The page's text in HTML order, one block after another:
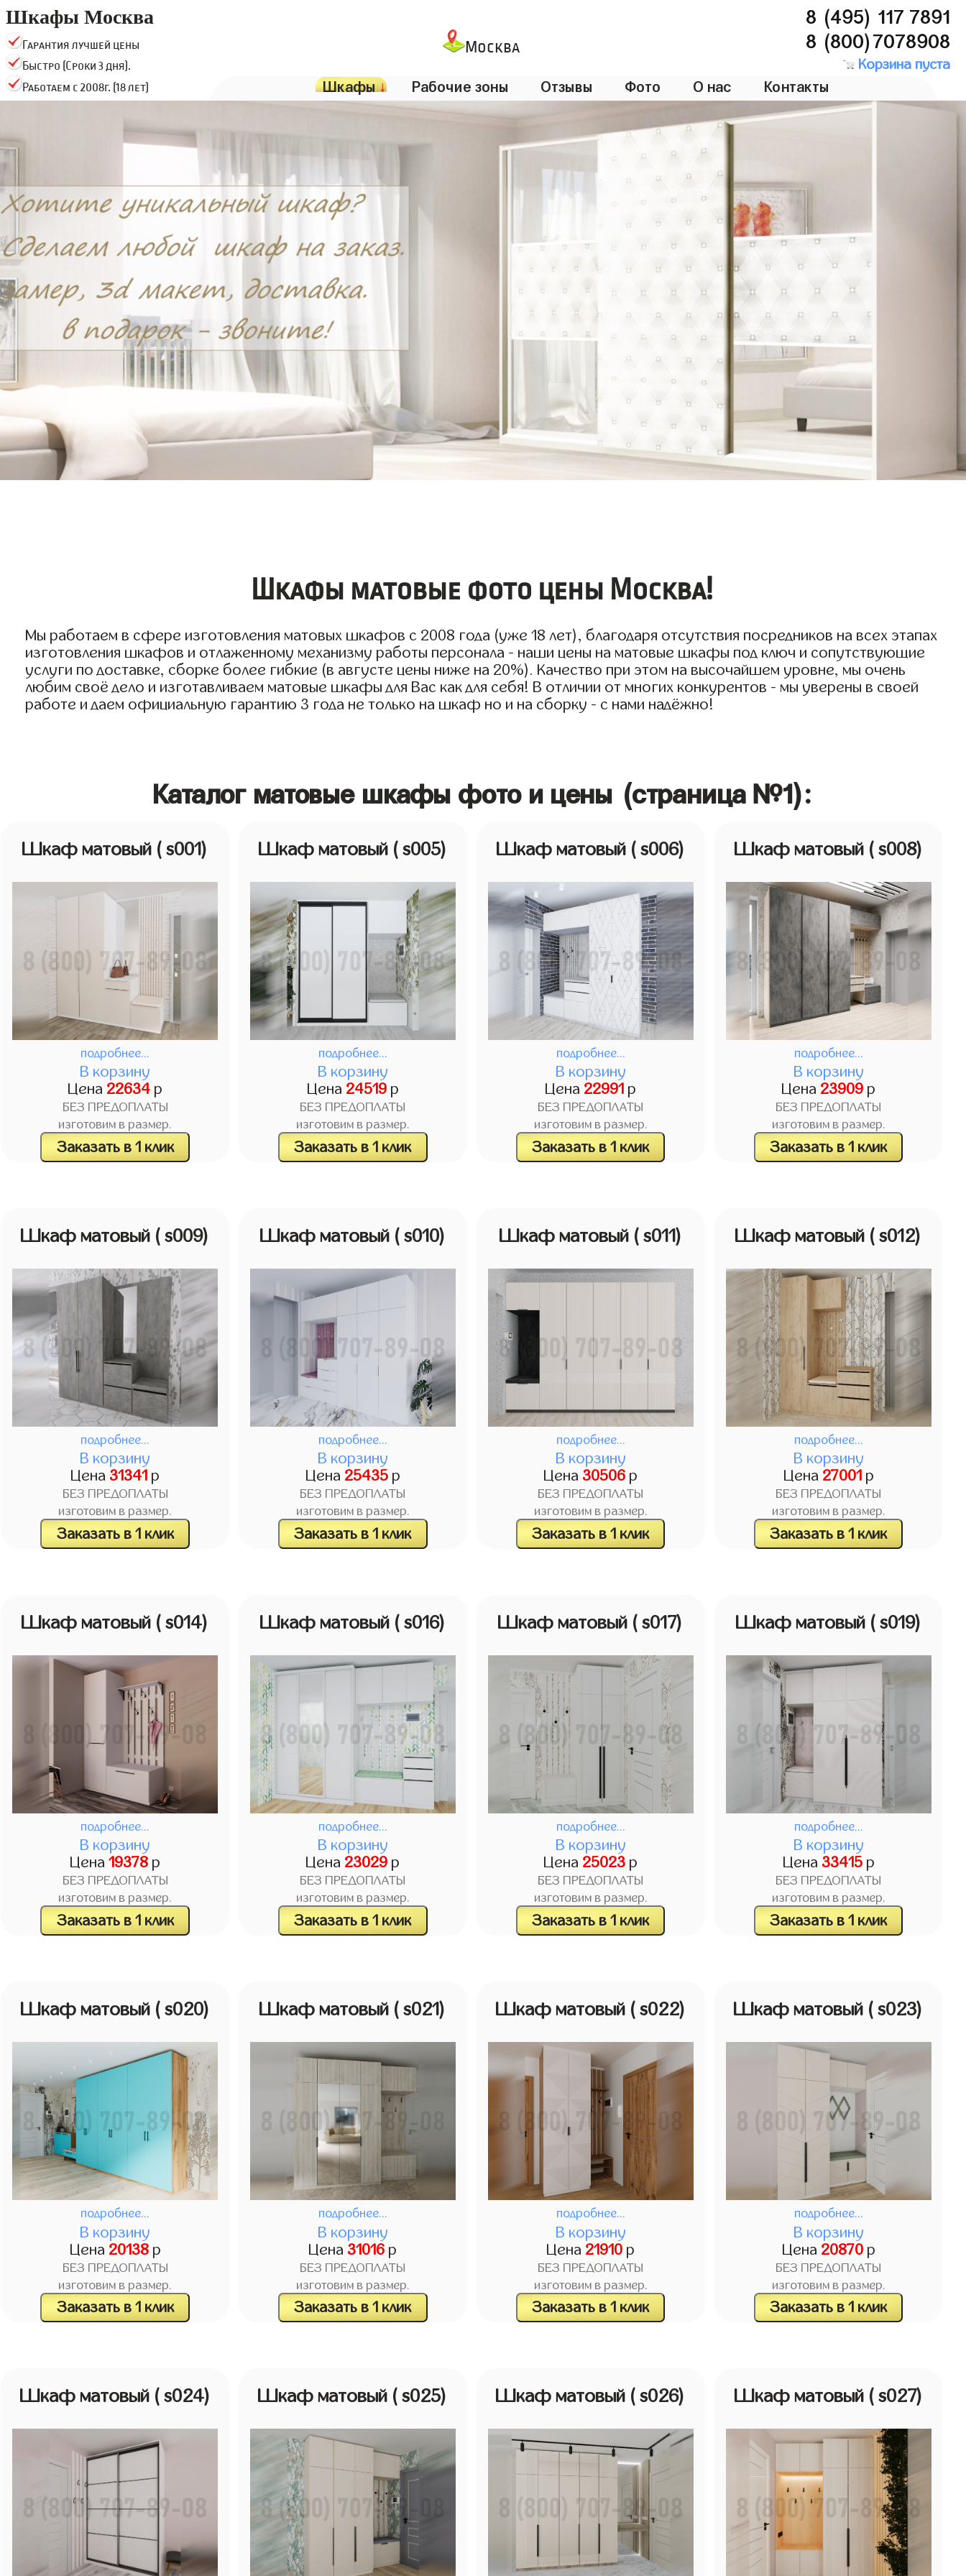
Шкафы Москва
Гарантия лучшей цены
Быстро (Сроки 3 дня).
Работаем с 2008г. (18 лет)
Москва
8 (495) 117 7891
8 (800)7078908
Корзина пуста
Шкафы↓ Рабочие зоны Отзывы Фото О нас Контакты
Шкафы матовые фото цены Москва!
Мы работаем в сфере изготовления матовых шкафов с 2008 года (уже 18 лет), благодаря отсутствия посредников на всех этапах
изготовления шкафов и отлаженному механизму работы персонала - наши цены на матовые шкафы под ключ и сопутствующие
услуги по доставке, сборке более гибкие (в августе цены ниже на 20%). Качество при этом на высочайшем уровне, мы очень
любим своё дело и изготавливаем матовые шкафы для Вас как для себя! В отличии от многих конкурентов - мы уверены в своей
работе и даем официальную гарантию 3 года не только на шкаф но и на сборку - с нами надёжно!
Каталог матовые шкафы фото и цены (страница №1):
Шкаф матовый ( s001)
подробнее...
В корзину
Цена 22634 р
БЕЗ ПРЕДОПЛАТЫ
изготовим в размер.
Заказать в 1 клик
Шкаф матовый ( s005)
подробнее...
В корзину
Цена 24519р
БЕЗ ПРЕДОПЛАТЫ
изготовим в размер.
Заказать в 1 клик
Шкаф матовый ( s006)
подробнее...
В корзину
Цена 22991 р
БЕЗ ПРЕДОПЛАТЫ
изготовим в размер.
Заказать в 1 клик
Шкаф матовый ( s008)
подробнее...
В корзину
Цена 23909 р
БЕЗ ПРЕДОПЛАТЫ
изготовим в размер.
Заказать в 1 клик
Шкаф матовый ( s009)
подробнее...
В корзину
Цена 31341 р
БЕЗ ПРЕДОПЛАТЫ
изготовим в размер.
Заказать в 1 клик
Шкаф матовый ( s010)
подробнее...
В корзину
Цена 25435р
БЕЗ ПРЕДОПЛАТЫ
изготовим в размер.
Заказать в 1 клик
Шкаф матовый ( s011)
подробнее...
В корзину
Цена 30506 р
БЕЗ ПРЕДОПЛАТЫ
изготовим в размер.
Заказать в 1 клик
Шкаф матовый ( s012)
подробнее...
В корзину
Цена 27001р
БЕЗ ПРЕДОПЛАТЫ
изготовим в размер.
Заказать в 1 клик
Шкаф матовый ( s014)
подробнее...
В корзину
Цена19378 р
БЕЗ ПРЕДОПЛАТЫ
изготовим в размер.
Заказать в 1 клик
Шкаф матовый ( s016)
подробнее...
В корзину
Цена 23029 р
БЕЗ ПРЕДОПЛАТЫ
изготовим в размер.
Заказать в 1 клик
Шкаф матовый ( s017)
подробнее...
В корзину
Цена 25023 р
БЕЗ ПРЕДОПЛАТЫ
изготовим в размер.
Заказать в 1 клик
Шкаф матовый ( s019)
подробнее...
В корзину
Цена 33415р
БЕЗ ПРЕДОПЛАТЫ
изготовим в размер.
Заказать в 1 клик
Шкаф матовый ( s020)
подробнее...
В корзину
Цена 20138р
БЕЗ ПРЕДОПЛАТЫ
изготовим в размер.
Заказать в 1 клик
Шкаф матовый ( s021)
подробнее...
В корзину
Цена 31016 р
БЕЗ ПРЕДОПЛАТЫ
изготовим в размер.
Заказать в 1 клик
Шкаф матовый ( s022)
подробнее...
В корзину
Цена 21910 р
БЕЗ ПРЕДОПЛАТЫ
изготовим в размер.
Заказать в 1 клик
Шкаф матовый ( s023)
подробнее...
В корзину
Цена 20870р
БЕЗ ПРЕДОПЛАТЫ
изготовим в размер.
Заказать в 1 клик
Шкаф матовый ( s024) Шкаф матовый ( s025) Шкаф матовый ( s026) Шкаф матовый ( s027)